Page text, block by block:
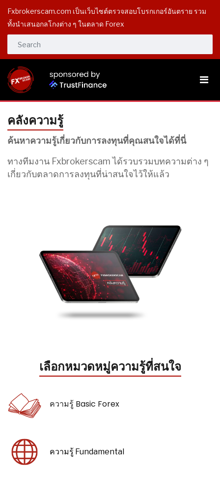
Fxbrokerscam.com เป็นเว็บไซต์ตรวจสอบโบรกเกอร์อันตราย รวม
ทั้งนำเสนอกลโกงต่าง ๆ ในตลาด Forex
คลังความรู้
ค้นหาความรู้เกี่ยวกับการลงทุนที่คุณสนใจได้ที่นี่
ทางทีมงาน Fxbrokerscam ได้รวบรวมบทความต่าง ๆ
เกี่ยวกับตลาดการลงทุนที่น่าสนใจไว้ให้แล้ว
เลือกหมวดหมู่ความรู้ที่สนใจ
ความรู้ Basic Forex
ความรู้ Fundamental